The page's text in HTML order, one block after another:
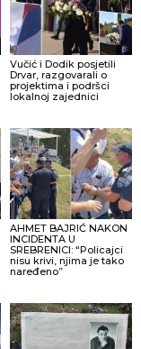
Vučić i Dodik posjetili
Drvar, razgovarali o
projektima i podršci
lokalnoj zajednici
AHMET BAJRIĆ NAKON
INCIDENTA U
SREBRENICI: “Policajci
nisu krivi, njima je tako
naređeno”